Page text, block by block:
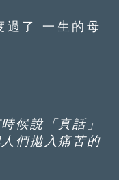
了 一生的母
說「真話」
們拋入痛苦的